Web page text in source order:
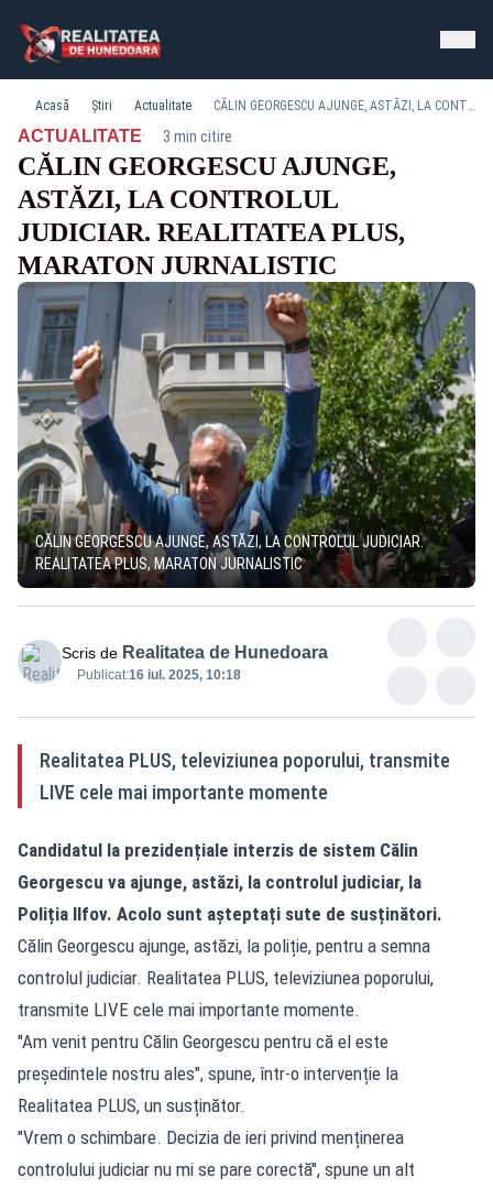
Acasă Știri Actualitate CĂLIN GEORGESCU AJUNGE, ASTĂZI, LA CONTROLUL JUDICIAR. REALITATEA PLUS, MARATON JURNALISTIC
ACTUALITATE· 3 min citire
CĂLIN GEORGESCU AJUNGE,
ASTĂZI, LA CONTROLUL
JUDICIAR. REALITATEA PLUS,
MARATON JURNALISTIC
CĂLIN GEORGESCU AJUNGE, ASTĂZI, LA CONTROLUL JUDICIAR.
REALITATEA PLUS, MARATON JURNALISTIC
Scris de Realitatea de Hunedoara
Publicat:16 iul. 2025, 10:18
Realitatea PLUS, televiziunea poporului, transmite
LIVE cele mai importante momente
Candidatul la prezidențiale interzis de sistem Călin
Georgescu va ajunge, astăzi, la controlul judiciar, la
Poliția Ilfov. Acolo sunt așteptați sute de susținători.
Călin Georgescu ajunge, astăzi, la poliție, pentru a semna
controlul judiciar. Realitatea PLUS, televiziunea poporului,
transmite LIVE cele mai importante momente.
"Am venit pentru Călin Georgescu pentru că el este
președintele nostru ales", spune, într-o intervenție la
Realitatea PLUS, un susținător.
"Vrem o schimbare. Decizia de ieri privind menținerea
controlului judiciar nu mi se pare corectă", spune un alt